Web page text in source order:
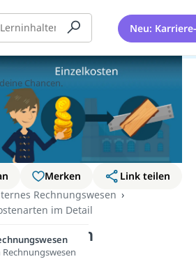
Neu:
Merken
Link teilen
Rechnungswesen
im Detail
Chancen.